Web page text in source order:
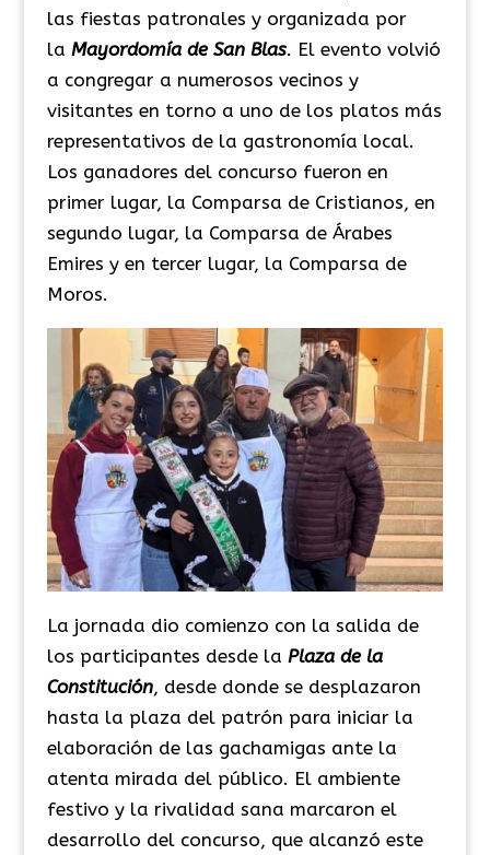
las fiestas patronales y organizada por
la Mayordomía de San Blas. El evento volvió
a congregar a numerosos vecinos y
visitantes en torno a uno de los platos más
representativos de la gastronomía local.
Los ganadores del concurso fueron en
primer lugar, la Comparsa de Cristianos, en
segundo lugar, la Comparsa de Árabes
Emires y en tercer lugar, la Comparsa de
Moros.
La jornada dio comienzo con la salida de
los participantes desde la Plaza de la
Constitución, desde donde se desplazaron
hasta la plaza del patrón para iniciar la
elaboración de las gachamigas ante la
atenta mirada del público. El ambiente
festivo y la rivalidad sana marcaron el
desarrollo del concurso, que alcanzó este